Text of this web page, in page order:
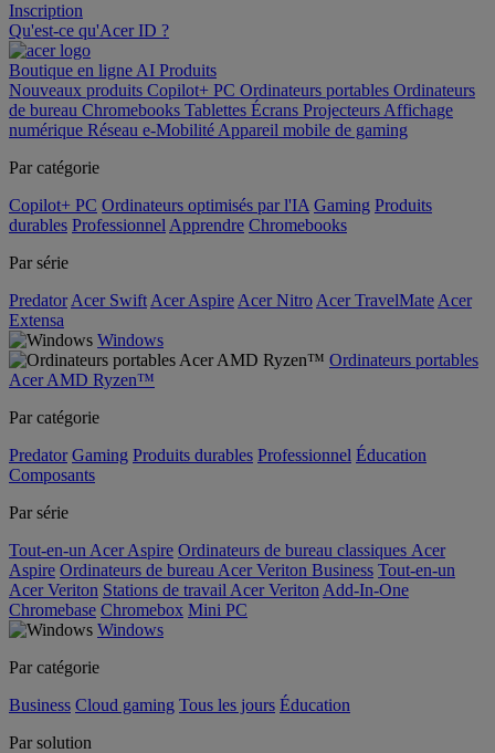
Inscription
Qu'est-ce qu'Acer ID ?
Boutique en ligne AI Produits
Nouveaux produits Copilot+ PC Ordinateurs portables Ordinateurs
de bureau Chromebooks Tablettes Écrans Projecteurs Affichage
numérique Réseau e-Mobilité Appareil mobile de gaming
Par catégorie
Copilot+ PC Ordinateurs optimisés par l'IA Gaming Produits
durables Professionnel Apprendre Chromebooks
Par série
Predator Acer Swift Acer Aspire Acer Nitro Acer TravelMate Acer
Extensa
Windows
Ordinateurs portables
Acer AMD Ryzen™
Par catégorie
Predator Gaming Produits durables Professionnel Éducation
Composants
Par série
Tout-en-un Acer Aspire Ordinateurs de bureau classiques Acer
Aspire Ordinateurs de bureau Acer Veriton Business Tout-en-un
Acer Veriton Stations de travail Acer Veriton Add-In-One
Chromebase Chromebox Mini PC
Windows
Par catégorie
Business Cloud gaming Tous les jours Éducation
Par solution